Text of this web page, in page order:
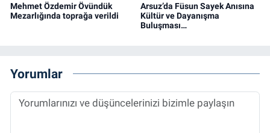
Mehmet Özdemir Övündük
Mezarlığında toprağa verildi
Arsuz’da Füsun Sayek Anısına
Kültür ve Dayanışma
Buluşması…
Yorumlar